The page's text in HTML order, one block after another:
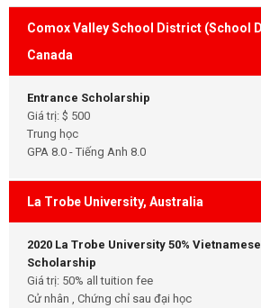
Comox Valley School District (School
Canada
Entrance Scholarship
Giá trị: $ 500
Trung học
GPA 8.0 - Tiếng Anh 8.0
La Trobe University, Australia
2020 La Trobe University 50%
Scholarship
Giá trị: 50% all tuition fee
Cử nhân , Chứng chỉ sau đại học